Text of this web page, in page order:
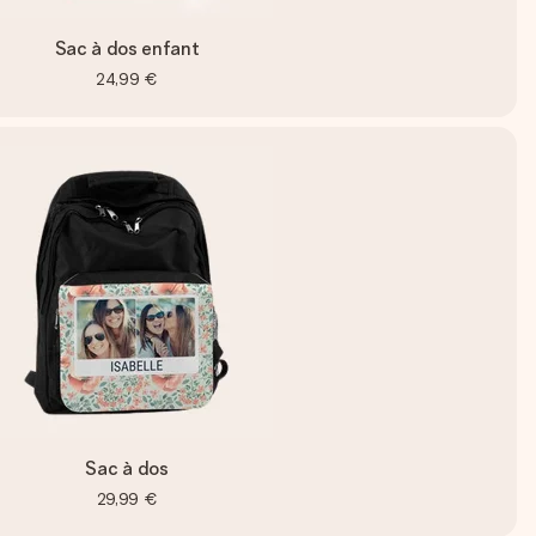
Sac à dos enfant
24,99 €
Sac à dos
29,99 €